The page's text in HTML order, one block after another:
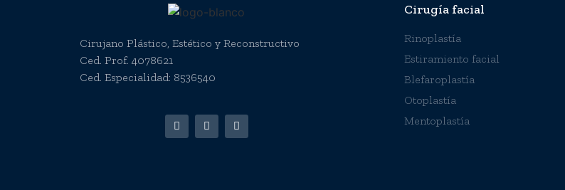
Cirujano Plástico, Estético y Reconstructivo
Ced. Prof. 4078621
Ced. Especialidad: 8536540
Cirugía facial
Rinoplastía
Estiramiento facial
Blefaroplastía
Otoplastía
Mentoplastía